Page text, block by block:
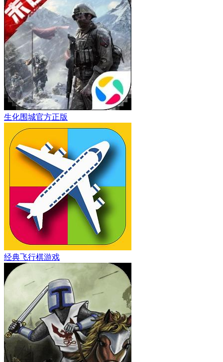
生化围城官方正版
经典飞行棋游戏